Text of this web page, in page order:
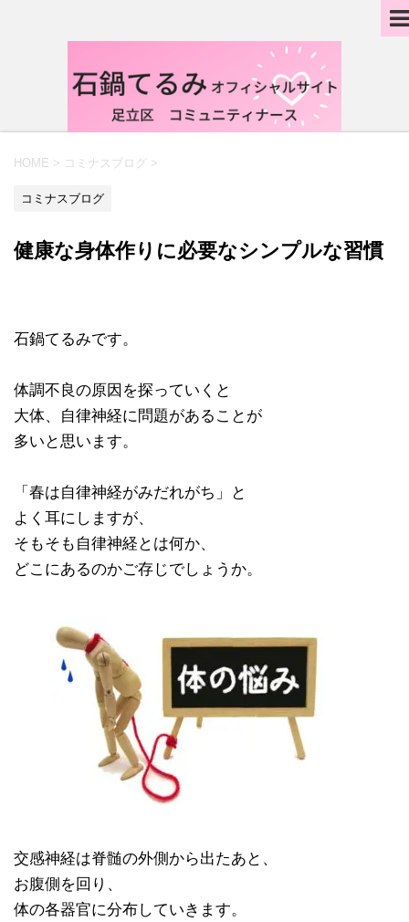
HOME > コミナスブログ >
コミナスブログ
健康な身体作りに必要なシンプルな習慣
石鍋てるみです。
体調不良の原因を探っていくと
大体、自律神経に問題があることが
多いと思います。
「春は自律神経がみだれがち」と
よく耳にしますが、
そもそも自律神経とは何か、
どこにあるのかご存じでしょうか。
交感神経は脊髄の外側から出たあと、
お腹側を回り、
体の各器官に分布していきます。